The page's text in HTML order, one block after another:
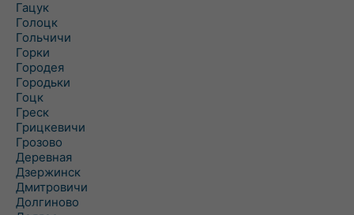
Гацук
Голоцк
Гольчичи
Горки
Городея
Городьки
Гоцк
Греск
Грицкевичи
Грозово
Деревная
Дзержинск
Дмитровичи
Долгиново